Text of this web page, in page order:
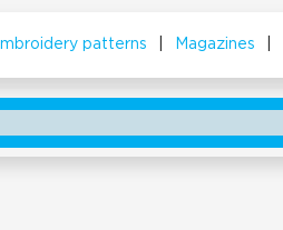
patterns Magazines